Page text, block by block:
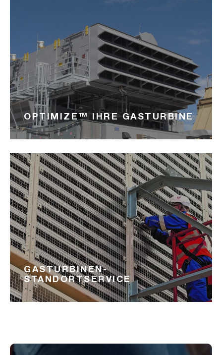
OPTIMIZE™ IHRE GASTURBINE
GASTURBINEN-
STANDORTSERVICE